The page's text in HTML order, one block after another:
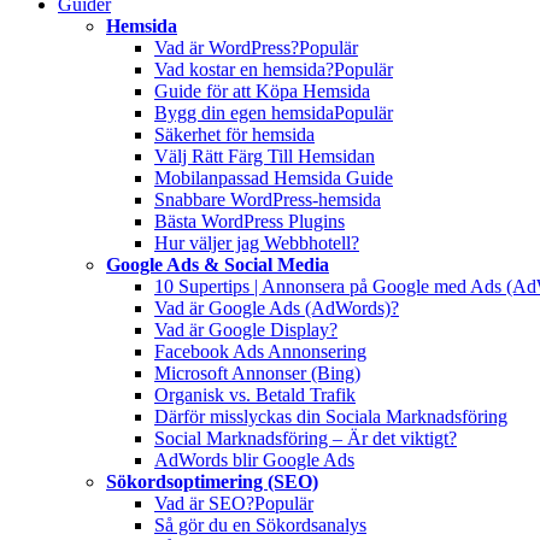
Guider
Hemsida
Vad är WordPress?Populär
Vad kostar en hemsida?Populär
Guide för att Köpa Hemsida
Bygg din egen hemsidaPopulär
Säkerhet för hemsida
Välj Rätt Färg Till Hemsidan
Mobilanpassad Hemsida Guide
Snabbare WordPress-hemsida
Bästa WordPress Plugins
Hur väljer jag Webbhotell?
Google Ads & Social Media
10 Supertips | Annonsera på Google med Ads
Vad är Google Ads (AdWords)?
Vad är Google Display?
Facebook Ads Annonsering
Microsoft Annonser (Bing)
Organisk vs. Betald Trafik
Därför misslyckas din Sociala Marknadsföring
Social Marknadsföring – Är det viktigt?
AdWords blir Google Ads
Sökordsoptimering (SEO)
Vad är SEO?Populär
Så gör du en Sökordsanalys